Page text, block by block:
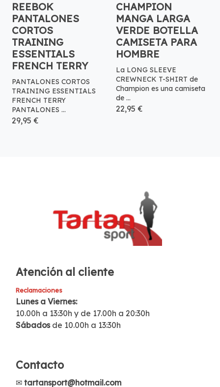
REEBOK
PANTALONES
CORTOS
TRAINING
ESSENTIALS
FRENCH TERRY
PANTALONES CORTOS
TRAINING ESSENTIALS
FRENCH TERRY
PANTALONES ...
29,95 €
CHAMPION
MANGA LARGA
VERDE BOTELLA
CAMISETA PARA
HOMBRE
La LONG SLEEVE
CREWNECK T-SHIRT de
Champion es una camiseta
de ...
22,95 €
Atención al cliente
Reclamaciones
Lunes a Viernes:
10.00h a 13:30h y de 17.00h a 20:30h
Sábados de 10.00h a 13:30h
Contacto
✉ tartansport@hotmail.com